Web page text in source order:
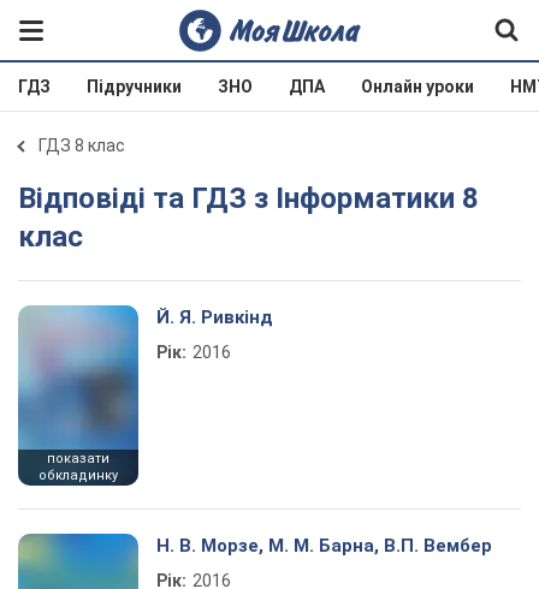
ГДЗ Підручники ЗНО ДПА Онлайн уроки
ГДЗ 8 клас
Відповіді та ГДЗ з Інформатики 8
клас
показати
обкладинку
Й. Я. Ривкінд
Рік: 2016
Н. В. Морзе, М. М. Барна, В.П. Вембер
Рік: 2016